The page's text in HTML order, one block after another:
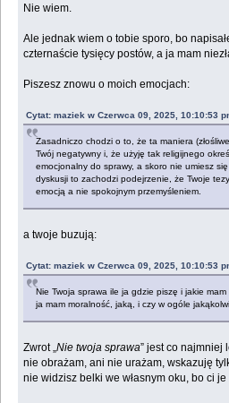
Nie wiem.
Ale jednak wiem o tobie sporo, bo
czternaście tysięcy postów, a ja mam
Piszesz znowu o moich emocjach:
Cytat: maziek w Czerwca 09, 2025, 10:10:53
Zasadniczo chodzi o to, że ta maniera
Twój negatywny i, że użyję tak religijnego
emocjonalny do sprawy, a skoro nie umiesz
dyskusji to zachodzi podejrzenie, że Twoje
emocją a nie spokojnym przemyśleniem.
a twoje buzują:
Cytat: maziek w Czerwca 09, 2025, 10:10:53
Nie Twoja sprawa ile ja gdzie piszę i jakie
ja mam moralność, jaką, i czy w ogóle
Zwrot „Nie twoja sprawa” jest co najmniej
nie obrażam, ani nie urażam, wskazuję
nie widzisz belki we własnym oku, bo ci